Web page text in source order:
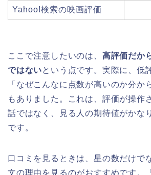
Yahoo!検索の映画評価
ここで注意したいのは、 高評価だか
ではないという点です。実際に、低
「なぜこんなに点数が高いのか分か
もありました。これは、評価が操作
話ではなく、見る人の期待値がかな
です。
口コミを見るときは、星の数だけで
文の理由を見るのがおすすめです。